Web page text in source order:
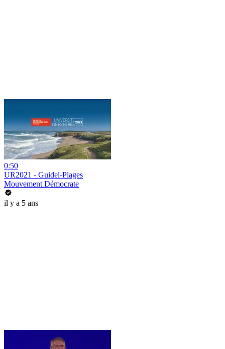
0:50
UR2021 - Guidel-Plages
Mouvement Démocrate
il y a 5 ans